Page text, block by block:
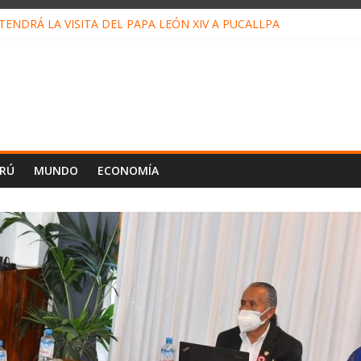
LA VISITA DEL PAPA LEÓN XIV A PUCALLPA
MUNDO ECONOMÍA